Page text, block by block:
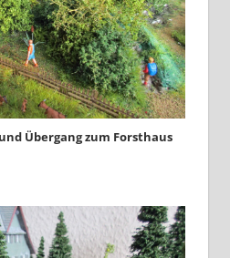
Übergang zum Forsthaus